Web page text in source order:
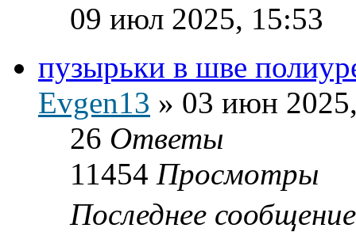
09 июл 2025, 15:53
пузырьки в шве
Evgen13 » 03 июн
26 Ответы
11454 Просмотры
Последнее